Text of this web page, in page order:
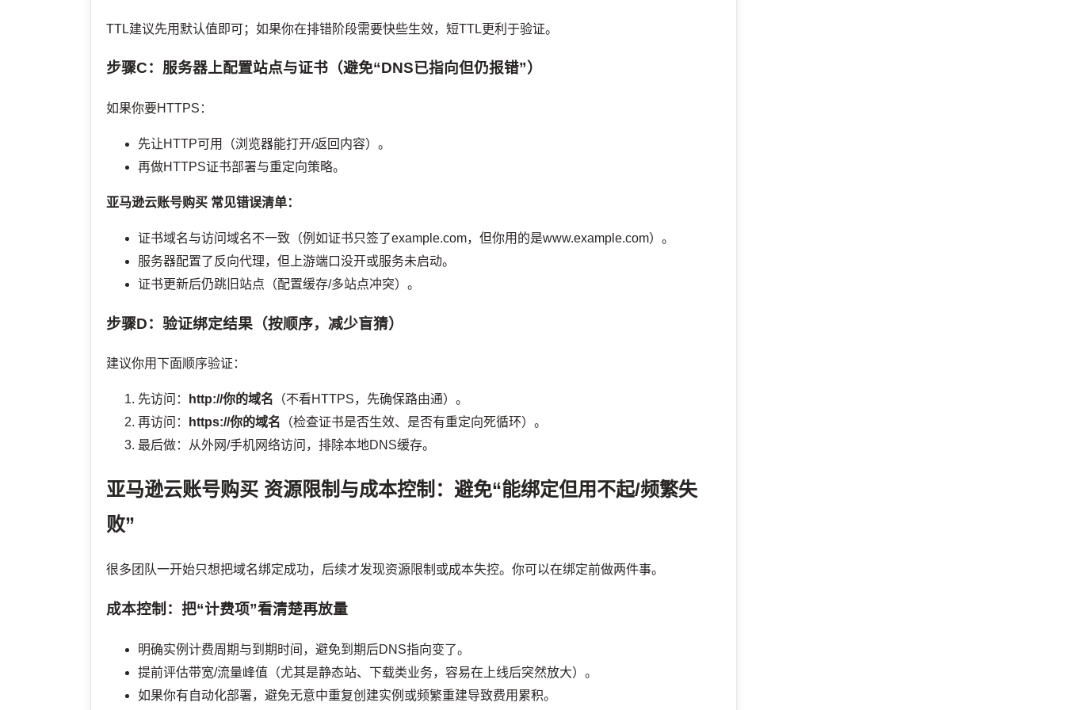
TTL建议先用默认值即可；如果你在排错阶段需要快些生效，短TTL更利于验证。
步骤C：服务器上配置站点与证书（避免“DNS已指向但仍报错”）
如果你要HTTPS：
先让HTTP可用（浏览器能打开/返回内容）。
再做HTTPS证书部署与重定向策略。
亚马逊云账号购买 常见错误清单：
证书域名与访问域名不一致（例如证书只签了example.com，但你用的是www.example.com）。
服务器配置了反向代理，但上游端口没开或服务未启动。
证书更新后仍跳旧站点（配置缓存/多站点冲突）。
步骤D：验证绑定结果（按顺序，减少盲猜）
建议你用下面顺序验证：
先访问： http://你的域名 （不看HTTPS，先确保路由通）。
再访问：
https://你的域名 （检查证书是否生效、是否有重定向死循环）。
最后做：从外网/手机网络访问，排除本地DNS缓存。
亚马逊云账号购买 资源限制与成本控制：避免“能绑定但用不起/频繁失
败”
很多团队一开始只想把域名绑定成功，后续才发现资源限制或成本失控。你可以在绑定前做两件事。
成本控制：把“计费项”看清楚再放量
明确实例计费周期与到期时间，避免到期后DNS指向变了。
提前评估带宽/流量峰值（尤其是静态站、下载类业务，容易在上线后突然放大）。
如果你有自动化部署，避免无意中重复创建实例或频繁重建导致费用累积。